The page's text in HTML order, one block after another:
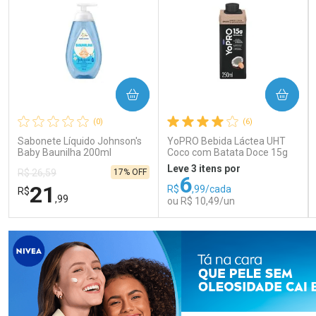
(0)
Sabonete Líquido Johnson's
Baby Baunilha 200ml
R$ 26,59
R$21 ,99
17% OFF
COMPRAR
FECHAR
Laboratório
FECHAR
Por Menos
(6)
YoPRO Bebida Láctea UHT
Coco com Batata Doce 15g
de proteínas 250ml
Leve 3 itens por
R$6,99/cada
ou R$ 10,49/un
COMPRAR
Laboratório
Por Menos